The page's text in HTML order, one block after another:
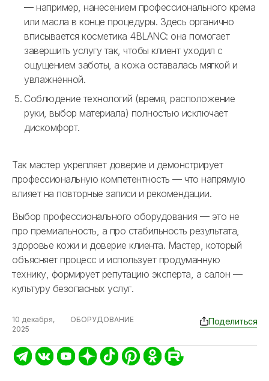
— например, нанесением профессионального крема
или масла в конце процедуры. Здесь органично
вписывается косметика 4BLANC: она помогает
завершить услугу так, чтобы клиент уходил с
ощущением заботы, а кожа оставалась мягкой и
увлажнённой.
Соблюдение технологий (время, расположение
руки, выбор материала) полностью исключает
дискомфорт.
Так мастер укрепляет доверие и демонстрирует
профессиональную компетентность — что напрямую
влияет на повторные записи и рекомендации.
Выбор профессионального оборудования — это не
про премиальность, а про стабильность результата,
здоровье кожи и доверие клиента. Мастер, который
объясняет процесс и использует продуманную
технику, формирует репутацию эксперта, а салон —
культуру безопасных услуг.
10 декабря,
2025
ОБОРУДОВАНИЕ Поделиться